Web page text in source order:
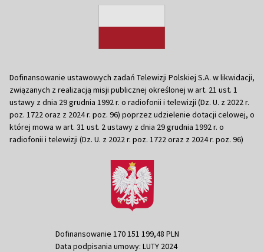
Dofinansowanie ustawowych zadań Telewizji Polskiej S.A. w likwidacji,
związanych z realizacją misji publicznej określonej w art. 21 ust. 1
ustawy z dnia 29 grudnia 1992 r. o radiofonii i telewizji (Dz. U. z 2022 r.
poz. 1722 oraz z 2024 r. poz. 96) poprzez udzielenie dotacji celowej, o
której mowa w art. 31 ust. 2 ustawy z dnia 29 grudnia 1992 r. o
radiofonii i telewizji (Dz. U. z 2022 r. poz. 1722 oraz z 2024 r. poz. 96)
Dofinansowanie 170 151 199,48 PLN
Data podpisania umowy: LUTY 2024